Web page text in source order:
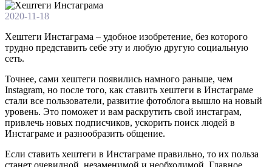
2020-11-18
Хештеги Инстаграма – удобное изобретение, без которого
трудно представить себе эту и любую другую социальную
сеть.
Точнее, сами хештеги появились намного раньше, чем
Instagram, но после того, как ставить хештеги в Инстаграме
стали все пользователи, развитие фотоблога вышло на новый
уровень. Это поможет и вам раскрутить свой инстаграм,
привлечь новых подписчиков, ускорить поиск людей в
Инстаграме и разнообразить общение.
Если ставить хештеги в Инстаграме правильно, то их польза
станет очевидной, незаменимой и необходимой. Главное